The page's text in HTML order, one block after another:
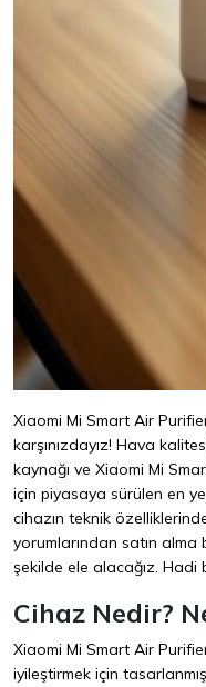
Xiaomi Mi Smart Air
karşınızdayız! Hava
kaynağı ve Xiaomi Mi
için piyasaya sürülen en
cihazın teknik
yorumlarından satın
şekilde ele alacağız. Hadi
Cihaz Nedir?
Xiaomi Mi Smart Air
iyileştirmek için